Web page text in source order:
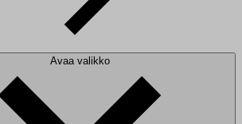
Avaa valikko